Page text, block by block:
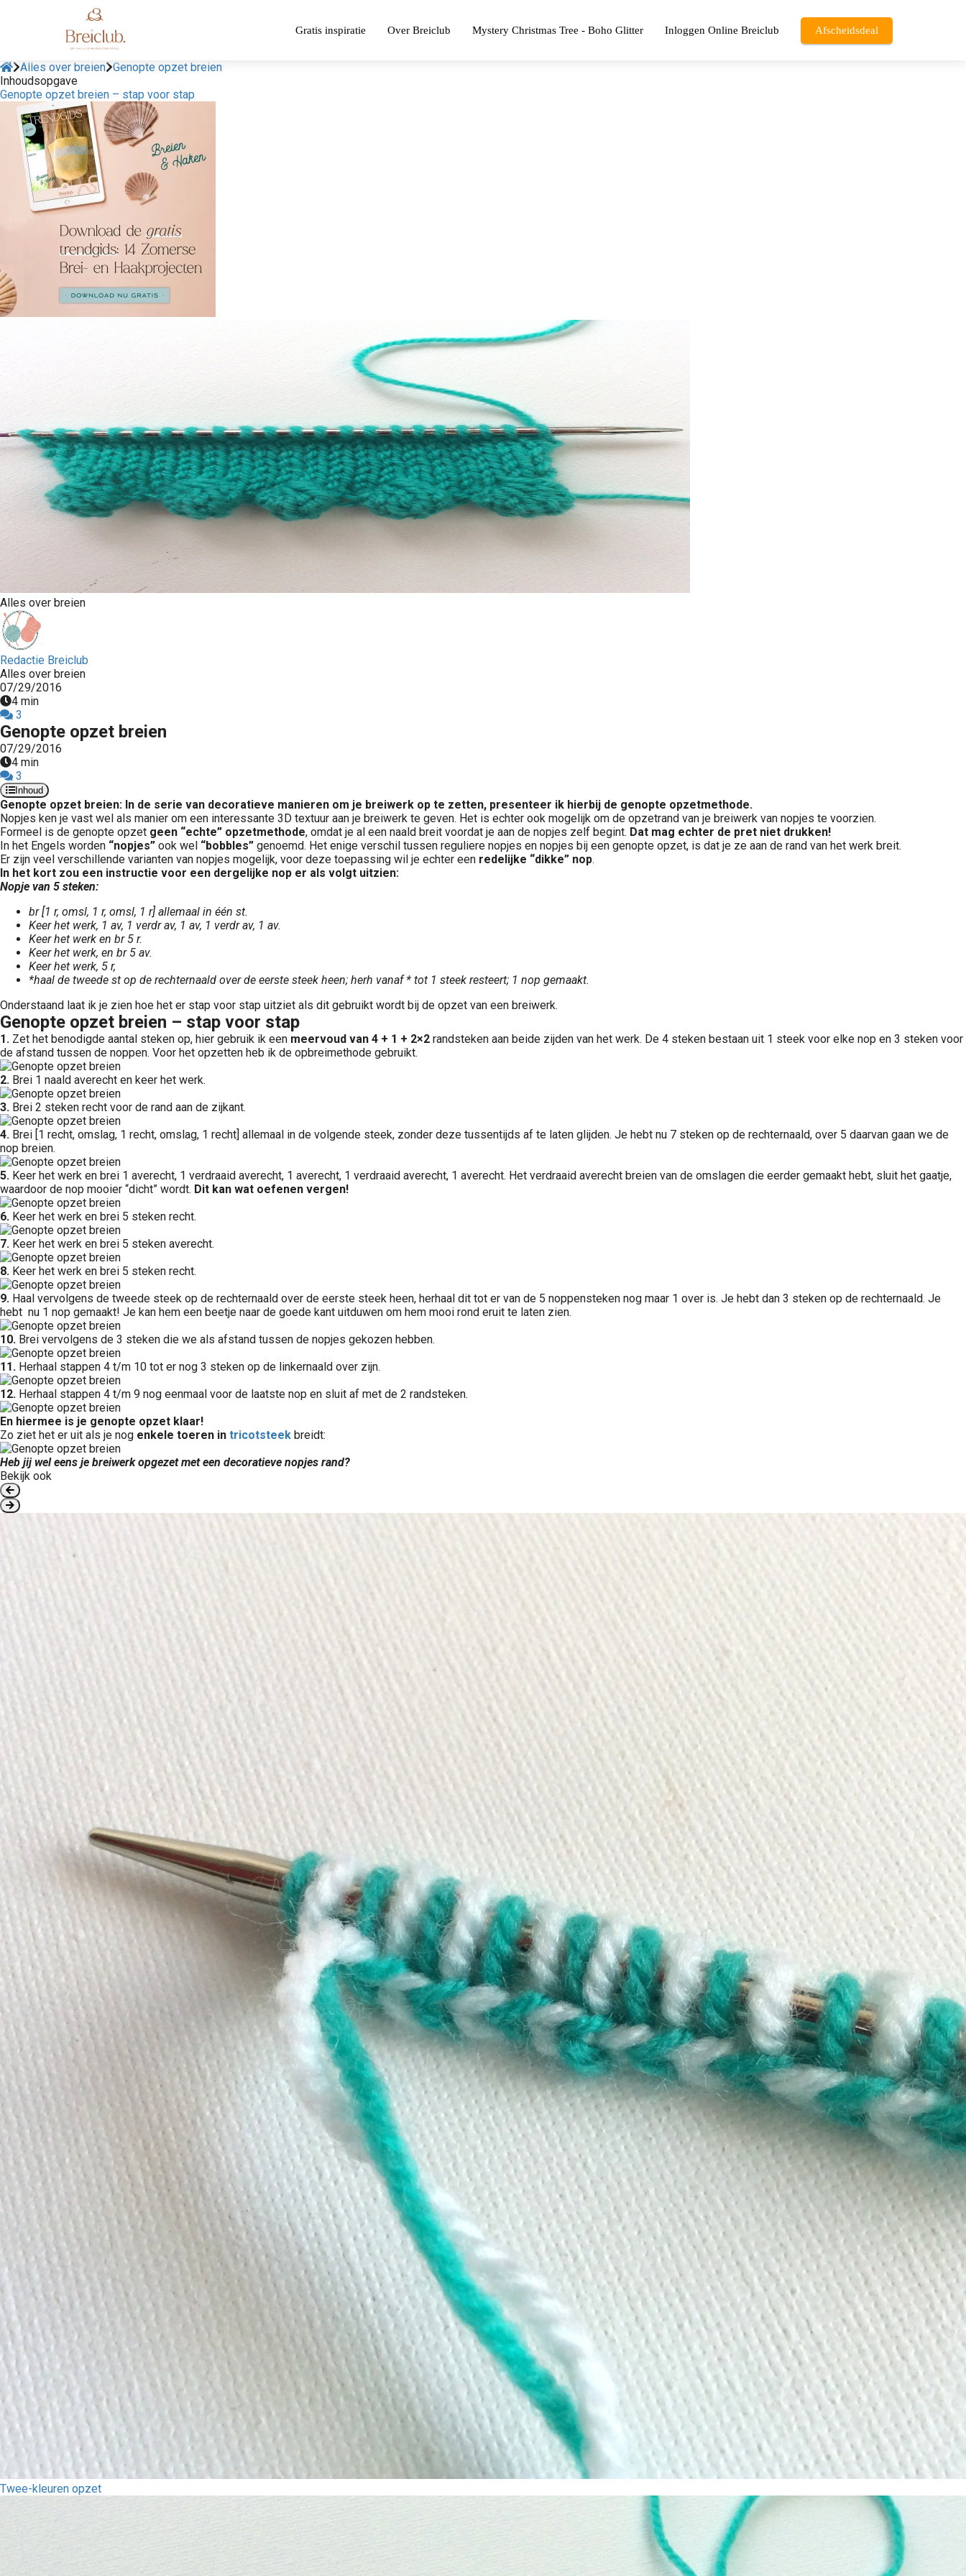
Gratis inspiratie Over Breiclub Mystery Christmas Tree - Boho Glitter Inloggen Online Breiclub Afscheidsdeal
Alles over breien Genopte opzet breien
Inhoudsopgave
Genopte opzet breien – stap voor stap
Alles over breien
Redactie Breiclub
Alles over breien
07/29/2016
4 min
3
Genopte opzet breien
07/29/2016
4 min
3
Inhoud
Genopte opzet breien: In de serie van decoratieve manieren om je breiwerk op te zetten, presenteer ik hierbij de genopte opzetmethode.
Nopjes ken je vast wel als manier om een interessante 3D textuur aan je breiwerk te geven. Het is echter ook mogelijk om de opzetrand van je breiwerk van nopjes te voorzien.
Formeel is de genopte opzet geen “echte” opzetmethode, omdat je al een naald breit voordat je aan de nopjes zelf begint. Dat mag echter de pret niet drukken!
In het Engels worden “nopjes” ook wel “bobbles” genoemd. Het enige verschil tussen reguliere nopjes en nopjes bij een genopte opzet, is dat je ze aan de rand van het werk breit.
Er zijn veel verschillende varianten van nopjes mogelijk, voor deze toepassing wil je echter een redelijke “dikke” nop.
In het kort zou een instructie voor een dergelijke nop er als volgt uitzien:
Nopje van 5 steken:
br [1 r, omsl, 1 r, omsl, 1 r] allemaal in één st.
Keer het werk, 1 av, 1 verdr av, 1 av, 1 verdr av, 1 av.
Keer het werk en br 5 r.
Keer het werk, en br 5 av.
Keer het werk, 5 r,
*haal de tweede st op de rechternaald over de eerste steek heen; herh vanaf * tot 1 steek resteert; 1 nop gemaakt.
Onderstaand laat ik je zien hoe het er stap voor stap uitziet als dit gebruikt wordt bij de opzet van een breiwerk.
Genopte opzet breien – stap voor stap
1. Zet het benodigde aantal steken op, hier gebruik ik een meervoud van 4 + 1 + 2×2 randsteken aan beide zijden van het werk. De 4 steken bestaan uit 1 steek voor elke nop en 3 steken voor
de afstand tussen de noppen. Voor het opzetten heb ik de opbreimethode gebruikt.
2. Brei 1 naald averecht en keer het werk.
3. Brei 2 steken recht voor de rand aan de zijkant.
4. Brei [1 recht, omslag, 1 recht, omslag, 1 recht] allemaal in de volgende steek, zonder deze tussentijds af te laten glijden. Je hebt nu 7 steken op de rechternaald, over 5 daarvan gaan we de
nop breien.
5. Keer het werk en brei 1 averecht, 1 verdraaid averecht, 1 averecht, 1 verdraaid averecht, 1 averecht. Het verdraaid averecht breien van de omslagen die eerder gemaakt hebt, sluit het gaatje,
waardoor de nop mooier “dicht” wordt. Dit kan wat oefenen vergen!
6. Keer het werk en brei 5 steken recht.
7. Keer het werk en brei 5 steken averecht.
8. Keer het werk en brei 5 steken recht.
9. Haal vervolgens de tweede steek op de rechternaald over de eerste steek heen, herhaal dit tot er van de 5 noppensteken nog maar 1 over is. Je hebt dan 3 steken op de rechternaald. Je
hebt nu 1 nop gemaakt! Je kan hem een beetje naar de goede kant uitduwen om hem mooi rond eruit te laten zien.
10. Brei vervolgens de 3 steken die we als afstand tussen de nopjes gekozen hebben.
11. Herhaal stappen 4 t/m 10 tot er nog 3 steken op de linkernaald over zijn.
12. Herhaal stappen 4 t/m 9 nog eenmaal voor de laatste nop en sluit af met de 2 randsteken.
En hiermee is je genopte opzet klaar!
Zo ziet het er uit als je nog enkele toeren in tricotsteek breidt:
Heb jij wel eens je breiwerk opgezet met een decoratieve nopjes rand?
Bekijk ook
Twee-kleuren opzet